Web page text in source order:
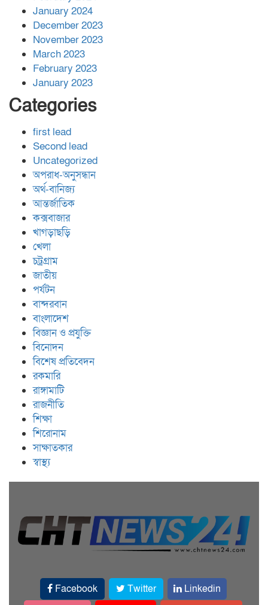
January 2024
December 2023
November 2023
March 2023
February 2023
January 2023
Categories
first lead
Second lead
Uncategorized
অপরাধ-অনুসন্ধান
অর্থ-বানিজ্য
আন্তর্জাতিক
কক্সবাজার
খাগড়াছড়ি
খেলা
চট্রগ্রাম
জাতীয়
পর্যটন
বান্দরবান
বাংলাদেশ
বিজ্ঞান ও প্রযুক্তি
বিনোদন
বিশেষ প্রতিবেদন
রকমারি
রাঙ্গামাটি
রাজনীতি
শিক্ষা
শিরোনাম
সাক্ষাতকার
স্বাস্থ্য
Facebook Twitter
Linkedin